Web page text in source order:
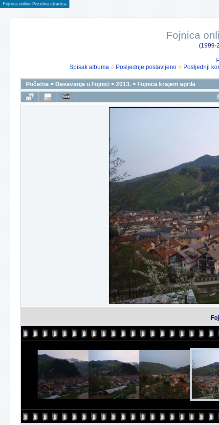
Fojnica online Pocetna stranica
Fojnica
(1999-
Spisak albuma
Posljednje postavljeno Posljednji
Početna > Desavanja u Fojnici > 2013. > Fojnica krajem aprila